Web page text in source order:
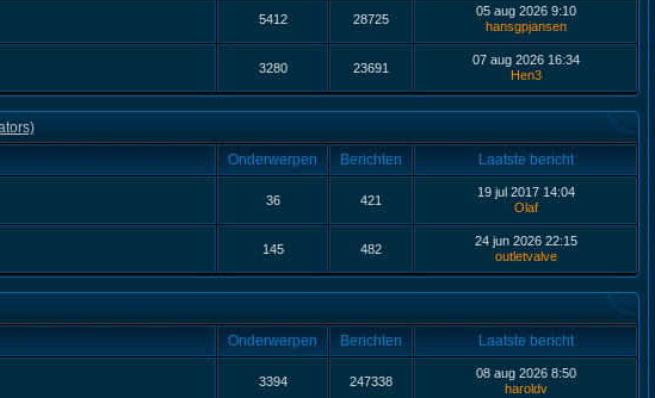
5412 28725
05 aug 2026 9:10
hansgpjansen
3280 23691
07 aug 2026 16:34
Hen3
Onderwerpen Berichten
Laatste bericht
36 421
19 jul 2017 14:04
Olaf
145 482
24 jun 2026 22:15
outletvalve
Onderwerpen Berichten
Laatste bericht
3394 247338
08 aug 2026 8:50
haroldv